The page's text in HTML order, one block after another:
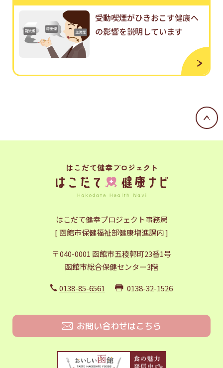
受動喫煙がひきおこす健康へ
の影響を説明しています
はこだて健幸プロジェクト事務局
[ 函館市保健福祉部健康増進課内 ]
〒040-0001 函館市五稜郭町23番1号
函館市総合保健センター3階
0138-85-6561 0138-32-1526
お問い合わせはこちら